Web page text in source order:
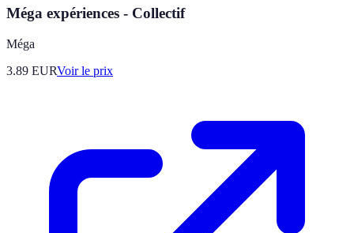
Méga expériences - Collectif
Méga
3.89 EURVoir le prix